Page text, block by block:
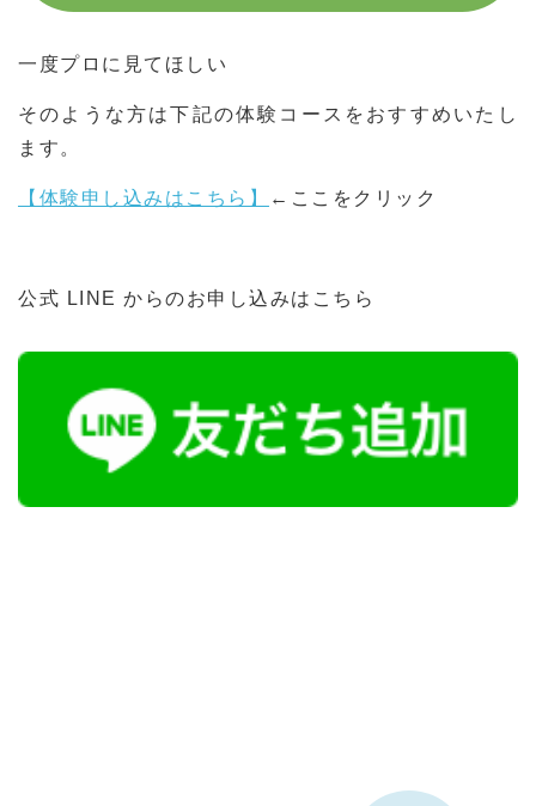
一度プロに見てほしい
そのような方は下記の体験コースをおすすめいたし
ます。
【体験申し込みはこちら】 ←ここをクリック
公式 LINE からのお申し込みはこちら